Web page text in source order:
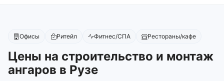
Офисы Ритейл Фитнес/СПА Рестораны/кафе
Цены на строительство и монтаж
ангаров в Рузе